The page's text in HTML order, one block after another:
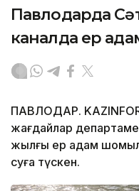
Павлодарда
каналда ер
ПАВЛОДАР.
жағдайлар
жылғы ер адам
суға түскен.